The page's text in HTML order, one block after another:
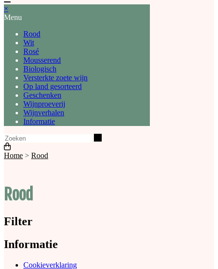
×
Menu
Rood
Wit
Rosé
Mousserend
Biologisch
Versterkte zoete wijn
Op land gesorteerd
Geschenken
Wijnproeverij
Wijnverhalen
Informatie
Home > Rood
Rood
Filter
Informatie
Cookieverklaring